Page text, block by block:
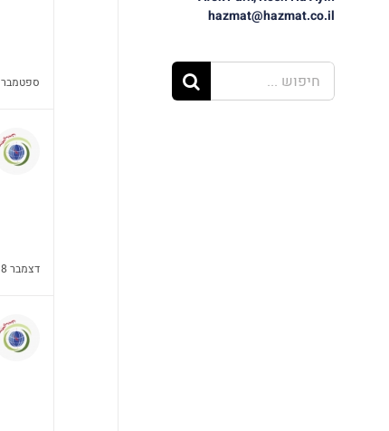
hazmat@hazmat.co.il
חיפוש... ספטמבר 9th, 2021
דצמבר 27th, 2018